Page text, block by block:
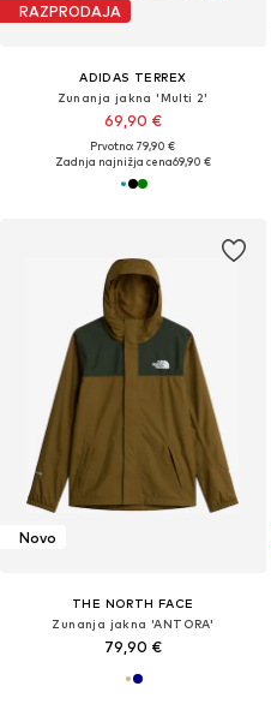
RAZPRODAJA
ADIDAS TERREX
Zunanja jakna 'Multi 2'
69,90 €
Prvotno: 79,90 €
Zadnja najnižja cena69,90 €
Novo
THE NORTH FACE
Zunanja jakna 'ANTORA'
79,90 €